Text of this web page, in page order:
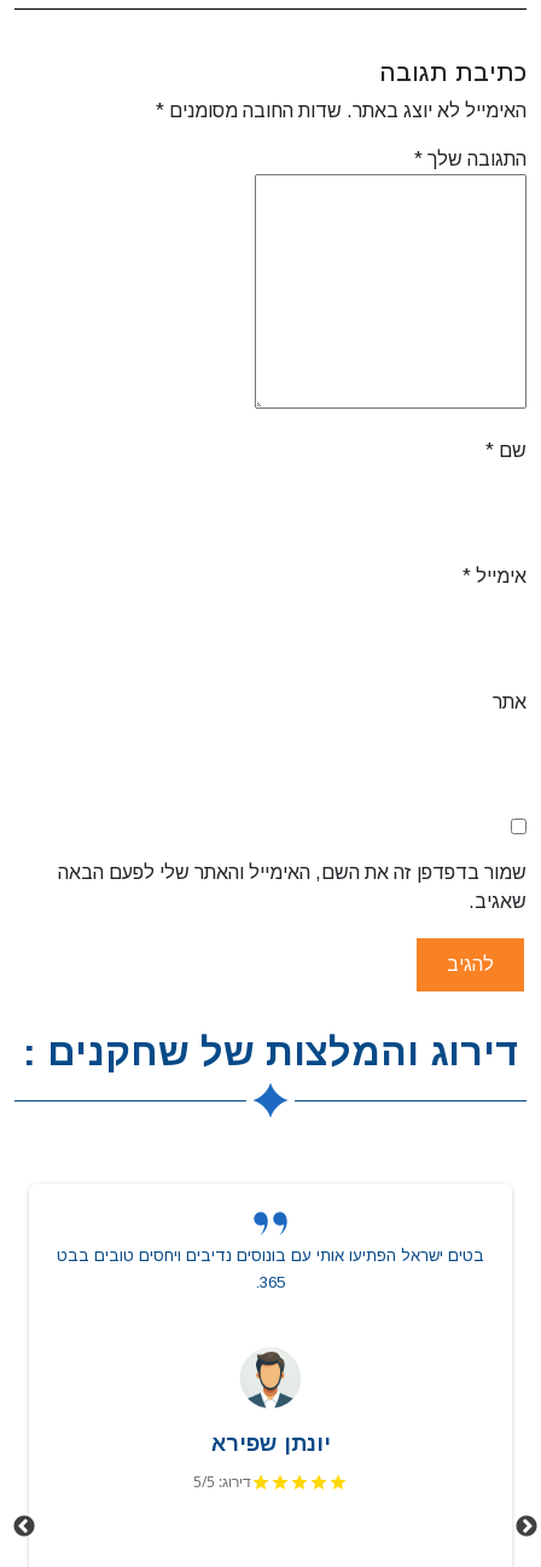
כתיבת תגובה
האימייל לא יוצג באתר. שדות החובה מסומנים *
התגובה שלך *
שם *
אימייל *
אתר
שמור בדפדפן זה את השם, האימייל והאתר שלי לפעם הבאה
שאגיב.
דירוג והמלצות של שחקנים :
בטים ישראל הפתיעו אותי עם בונוסים נדיבים ויחסים טובים בבט
365.
יונתן שפירא
דירוג: 5/5